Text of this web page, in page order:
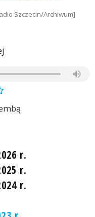
Szczecin/Archiwum]
r.
r.
r.